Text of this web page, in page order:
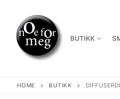
content
BUTIKK
HOME BUTIKK